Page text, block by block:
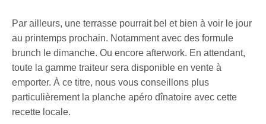
Par ailleurs, une terrasse pourrait bel et bien à voir le jour
au printemps prochain. Notamment avec des formule
brunch le dimanche. Ou encore afterwork. En attendant,
toute la gamme traiteur sera disponible en vente à
emporter. À ce titre, nous vous conseillons plus
particulièrement la planche apéro dînatoire avec cette
recette locale.